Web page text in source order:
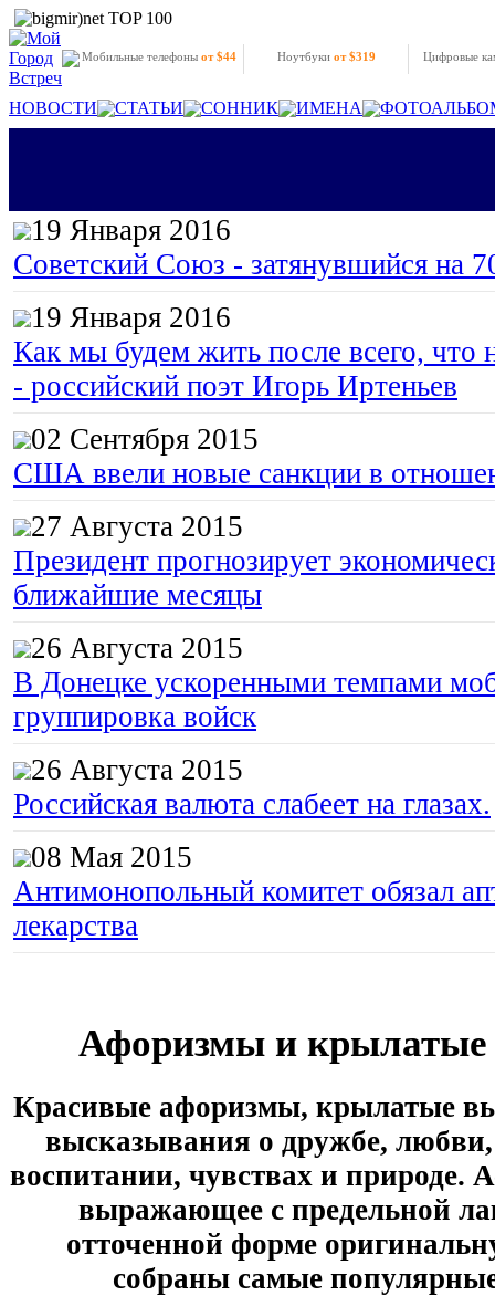
Мобильные телефоны от $44 Ноутбуки от $319 Цифровые
НОВОСТИ СТАТЬИ СОННИК ИМЕНА
19 Января 2016
Советский Союз - затянувшийся на
19 Января 2016
Как мы будем жить после всего, что
- российский поэт Игорь Иртеньев
02 Сентября 2015
США ввели новые санкции в
27 Августа 2015
Президент прогнозирует
ближайшие месяцы
26 Августа 2015
В Донецке ускоренными темпами
группировка войск
26 Августа 2015
Российская валюта слабеет на глазах.
08 Мая 2015
Антимонопольный комитет обязал
лекарства
Афоризмы и
Красивые афоризмы, крылатые
высказывания о дружбе,
воспитании, чувствах и природе.
выражающее с предельной
отточенной форме
собраны самые